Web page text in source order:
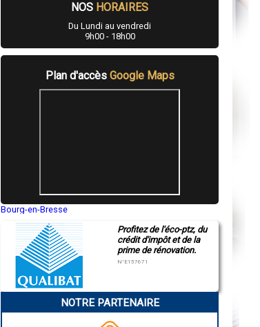
NOS HORAIRES
Du Lundi au vendredi
9h00 - 18h00
Plan d'accès Google Maps
Bourg-en-Bresse
Montluçon
Manosque
Gap
Charleville-Mézières
Pamiers
Narbonne
Profitez de l'éco-ptz, du
crédit d'impôt et de la
prime de rénovation.
N°E157671
NOTRE PARTENAIRE